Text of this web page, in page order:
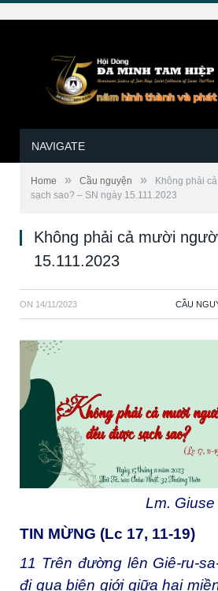
NAVIGATE
Home » Cầu nguyện »
Không phải
sạch sao? – SN ngày 15.111.2023
Không phải cả mười
15.111.2023
ON 14/11/2023 CẦU
Lm.
TIN MỪNG (Lc 17, 11-19)
11 Trên đường lên Giê-ru-
đi qua biên giới giữa hai